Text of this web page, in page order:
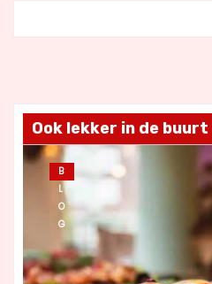
Ook lekker in de buurt
B
L
O
G